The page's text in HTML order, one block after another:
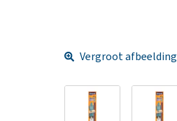
Vergroot afbeelding